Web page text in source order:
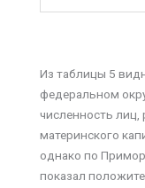
Из таблицы 5
федеральном
численность
материнского
однако по
показал